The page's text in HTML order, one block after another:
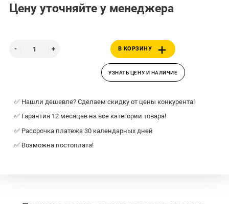
Цену уточняйте у менеджера
В КОРЗИНУ
УЗНАТЬ ЦЕНУ И НАЛИЧИЕ
✅ Нашли дешевле? Сделаем скидку от цены конкурента!
✅ Гарантия 12 месяцев на все категории товара!
✅ Рассрочка платежа 30 календарных дней
✅ Возможна постоплата!